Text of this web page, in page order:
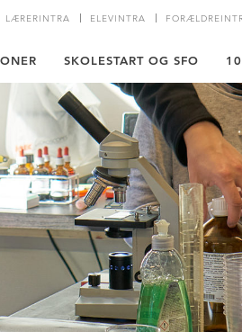
LÆRERINTRA ELEVINTRA
SKOLESTART OG SFO